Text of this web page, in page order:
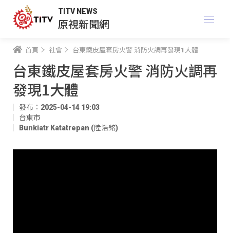
TITV NEWS
原視新聞網
首頁 社會 台東鐵皮屋套房火警 消防火調再發現1大體
台東鐵皮屋套房火警 消防火調再
發現1大體
發布：2025-04-14 19:03
台東市
Bunkiatr Katatrepan (陸浩銘)